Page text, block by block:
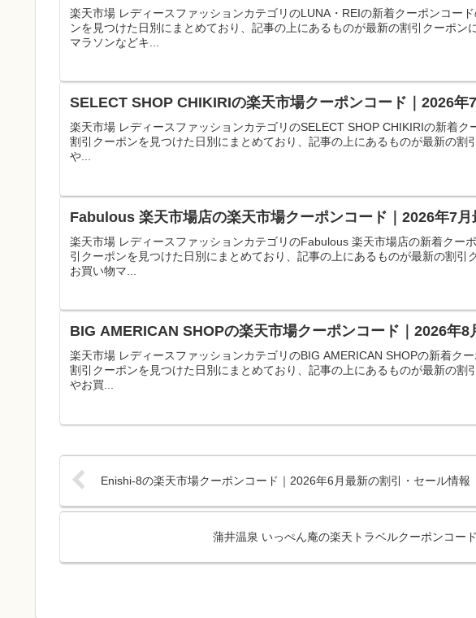
楽天市場 レディースファッションカテゴリのLUNA・REIの新着クーポンコー
ンを見つけた日別にまとめており、記事の上にあるものが最新の割引クーポン
マラソンなどキ...
SELECT SHOP CHIKIRIの楽天市場クーポンコード｜2026年
楽天市場 レディースファッションカテゴリのSELECT SHOP CHIKIRIの新着ク
割引クーポンを見つけた日別にまとめており、記事の上にあるものが最新の割
や...
Fabulous 楽天市場店の楽天市場クーポンコード｜2026年7
楽天市場 レディースファッションカテゴリのFabulous 楽天市場店の新着クー
引クーポンを見つけた日別にまとめており、記事の上にあるものが最新の割引
お買い物マ...
BIG AMERICAN SHOPの楽天市場クーポンコード｜2026年8
楽天市場 レディースファッションカテゴリのBIG AMERICAN SHOPの新着ク
割引クーポンを見つけた日別にまとめており、記事の上にあるものが最新の割
やお買...
Enishi-8の楽天市場クーポンコード｜2026年6月最新の割引・セール情報
蒲井温泉 いっぺん庵の楽天トラベルクーポンコー